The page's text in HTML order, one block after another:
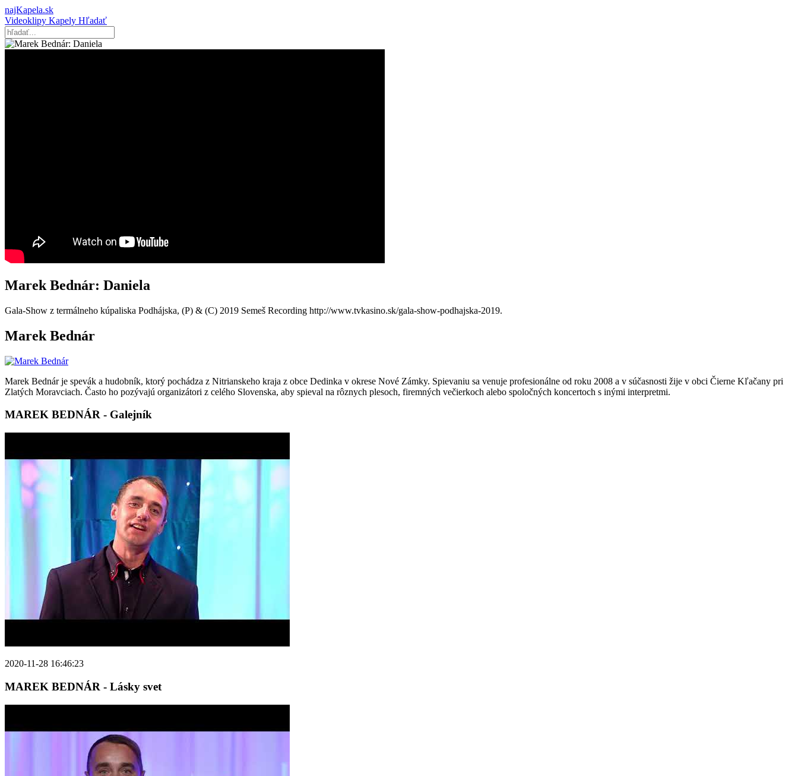
najKapela.sk
Videoklipy Kapely Hľadať
Marek Bednár: Daniela
Gala-Show z termálneho kúpaliska Podhájska, (P) & (C) 2019 Semeš Recording http://www.tvkasino.sk/gala-show-podhajska-2019.
Marek Bednár
Marek Bednár je spevák a hudobník, ktorý pochádza z Nitrianskeho kraja z obce Dedinka v okrese Nové Zámky. Spievaniu sa venuje profesionálne od roku 2008 a v súčasnosti žije v obci Čierne Kľačany pri
Zlatých Moravciach. Často ho pozývajú organizátori z celého Slovenska, aby spieval na rôznych plesoch, firemných večierkoch alebo spoločných koncertoch s inými interpretmi.
MAREK BEDNÁR - Galejník
2020-11-28 16:46:23
MAREK BEDNÁR - Lásky svet